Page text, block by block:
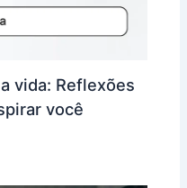
vida: Reflexões
você